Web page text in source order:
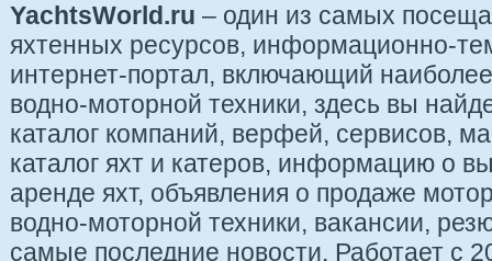
YachtsWorld.ru – один из самых
яхтенных ресурсов, информационно-
интернет-портал, включающий
водно-моторной техники, здесь вы
каталог компаний, верфей, сервисов,
каталог яхт и катеров, информацию о
аренде яхт, объявления о продаже
водно-моторной техники, вакансии,
самые последние новости. Работает с